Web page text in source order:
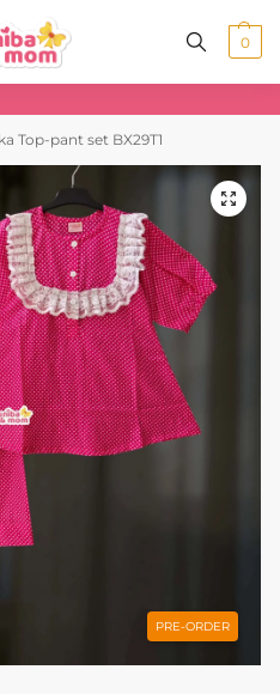
0
Top-pant set BX29T1
PRE-ORDER